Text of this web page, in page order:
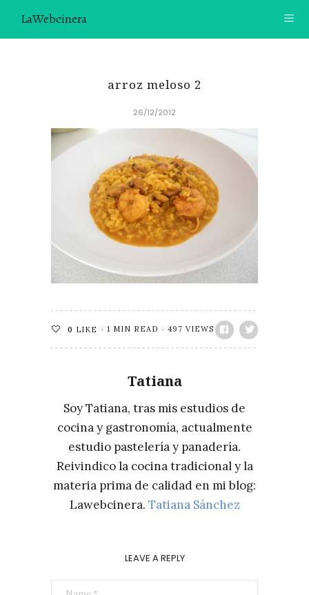
LaWebcinera
CONTACTO
SOBRE MÍ
¿TE GUSTARÍA UNIRTE A NUESTRA AVENTURA GASTRON
ÚNETE A LA NEWSLETTER
RECOMENDACIONES
arroz meloso 2
26/12/2012
0 LIKE 1 MIN READ 497 VIEWS
Tatiana
Soy Tatiana, tras mis estudios de
cocina y gastronomía, actualmente
estudio pastelería y panadería.
Reivindico la cocina tradicional y la
materia prima de calidad en mi blog:
Lawebcinera. Tatiana Sánchez
LEAVE A REPLY